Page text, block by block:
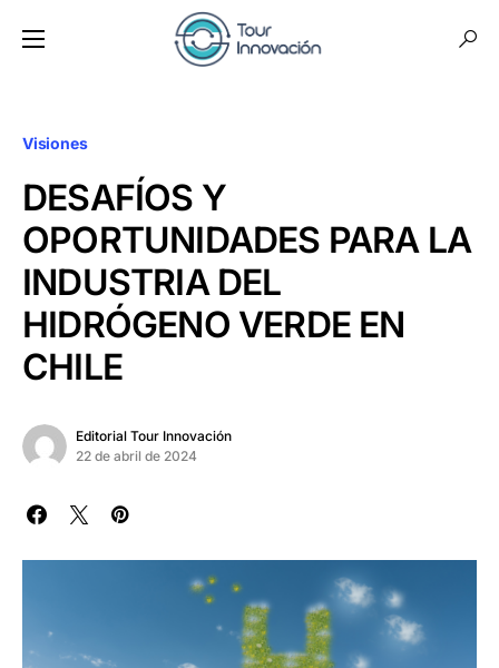
Visiones
DESAFÍOS Y
OPORTUNIDADES PARA LA
INDUSTRIA DEL
HIDRÓGENO VERDE EN
CHILE
Editorial Tour Innovación
22 de abril de 2024